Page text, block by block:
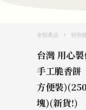
全部產品 › 特別
台灣 用心
手工脆香餅
方便裝
塊)(新貨!)